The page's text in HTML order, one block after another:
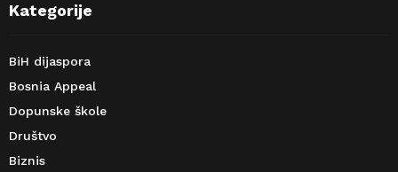
Kategorije
BiH dijaspora
Bosnia Appeal
Dopunske škole
Društvo
Biznis